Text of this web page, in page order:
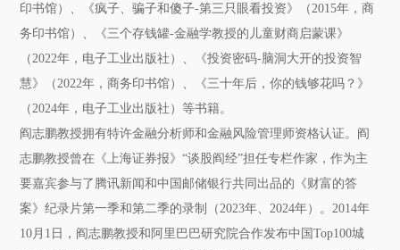
印书馆）、《疯子、骗子和傻子-第三只眼看投资》（2015年，商
务印书馆）、《三个存钱罐-金融学教授的儿童财商启蒙课》
（2022年，电子工业出版社）、《投资密码-脑洞大开的投资智
慧》（2022年，商务印书馆）、《三十年后，你的钱够花吗？》
（2024年，电子工业出版社）等书籍。
阎志鹏教授拥有特许金融分析师和金融风险管理师资格认证。阎
志鹏教授曾在《上海证券报》“谈股阎经”担任专栏作家，作为主
要嘉宾参与了腾讯新闻和中国邮储银行共同出品的《财富的答
案》纪录片第一季和第二季的录制（2023年、2024年）。2014年
10月1日，阎志鹏教授和阿里巴巴研究院合作发布中国Top100城